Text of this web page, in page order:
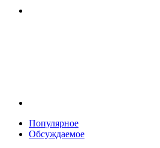
Популярное
Обсуждаемое